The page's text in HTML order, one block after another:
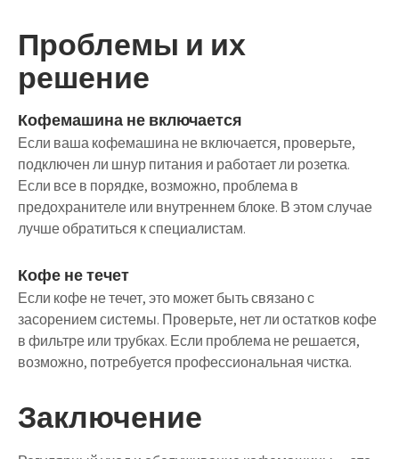
Проблемы и их
решение
Кофемашина не включается
Если ваша кофемашина не включается, проверьте,
подключен ли шнур питания и работает ли розетка.
Если все в порядке, возможно, проблема в
предохранителе или внутреннем блоке. В этом случае
лучше обратиться к специалистам.
Кофе не течет
Если кофе не течет, это может быть связано с
засорением системы. Проверьте, нет ли остатков кофе
в фильтре или трубках. Если проблема не решается,
возможно, потребуется профессиональная чистка.
Заключение